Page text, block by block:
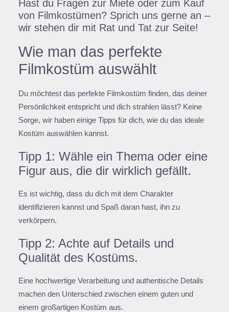
Hast du Fragen zur Miete oder zum Kauf
von Filmkostümen? Sprich uns gerne an –
wir stehen dir mit Rat und Tat zur Seite!
Wie man das perfekte
Filmkostüm auswählt
Du möchtest das perfekte Filmkostüm finden, das deiner
Persönlichkeit entspricht und dich strahlen lässt? Keine
Sorge, wir haben einige Tipps für dich, wie du das ideale
Kostüm auswählen kannst.
Tipp 1: Wähle ein Thema oder eine
Figur aus, die dir wirklich gefällt.
Es ist wichtig, dass du dich mit dem Charakter
identifizieren kannst und Spaß daran hast, ihn zu
verkörpern.
Tipp 2: Achte auf Details und
Qualität des Kostüms.
Eine hochwertige Verarbeitung und authentische Details
machen den Unterschied zwischen einem guten und
einem großartigen Kostüm aus.